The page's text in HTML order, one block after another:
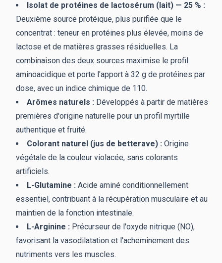
Isolat de protéines de lactosérum (lait) — 25 % :
Deuxième source protéique, plus purifiée que le
concentrat : teneur en protéines plus élevée, moins de
lactose et de matières grasses résiduelles. La
combinaison des deux sources maximise le profil
aminoacidique et porte l'apport à 32 g de protéines par
dose, avec un indice chimique de 110.
Arômes naturels : Développés à partir de matières
premières d'origine naturelle pour un profil myrtille
authentique et fruité.
Colorant naturel (jus de betterave) : Origine
végétale de la couleur violacée, sans colorants
artificiels.
L-Glutamine : Acide aminé conditionnellement
essentiel, contribuant à la récupération musculaire et au
maintien de la fonction intestinale.
L-Arginine : Précurseur de l'oxyde nitrique (NO),
favorisant la vasodilatation et l'acheminement des
nutriments vers les muscles.